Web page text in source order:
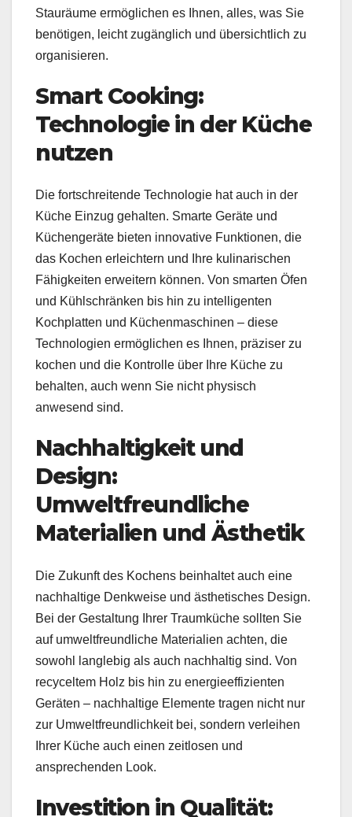
Stauräume ermöglichen es Ihnen, alles, was Sie
benötigen, leicht zugänglich und übersichtlich zu
organisieren.
Smart Cooking:
Technologie in der Küche
nutzen
Die fortschreitende Technologie hat auch in der
Küche Einzug gehalten. Smarte Geräte und
Küchengeräte bieten innovative Funktionen, die
das Kochen erleichtern und Ihre kulinarischen
Fähigkeiten erweitern können. Von smarten Öfen
und Kühlschränken bis hin zu intelligenten
Kochplatten und Küchenmaschinen – diese
Technologien ermöglichen es Ihnen, präziser zu
kochen und die Kontrolle über Ihre Küche zu
behalten, auch wenn Sie nicht physisch
anwesend sind.
Nachhaltigkeit und
Design:
Umweltfreundliche
Materialien und Ästhetik
Die Zukunft des Kochens beinhaltet auch eine
nachhaltige Denkweise und ästhetisches Design.
Bei der Gestaltung Ihrer Traumküche sollten Sie
auf umweltfreundliche Materialien achten, die
sowohl langlebig als auch nachhaltig sind. Von
recyceltem Holz bis hin zu energieeffizienten
Geräten – nachhaltige Elemente tragen nicht nur
zur Umweltfreundlichkeit bei, sondern verleihen
Ihrer Küche auch einen zeitlosen und
ansprechenden Look.
Investition in Qualität: